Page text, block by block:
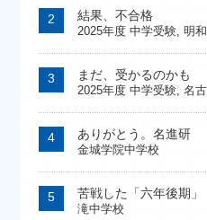
結果、不合格
2025年度 中学受験, 明
まだ、受かるのかも
2025年度 中学受験, 名
ありがとう。名進研
金城学院中学校
苦戦した「六年後期」
滝中学校